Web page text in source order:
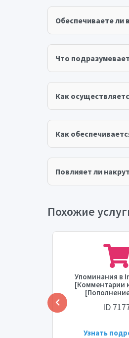
Обеспечиваете ли
Что
Как
Как
Повлияет ли
Похожие
Упоминания в
[Комментарии
[Максимум: 5
запуска: 0-12
ID
Узнать